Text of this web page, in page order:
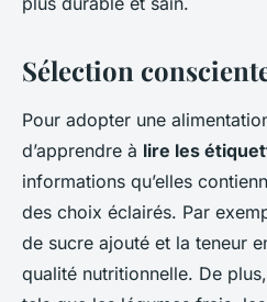
Sélection
Pour adopter une
d’apprendre à lire les
informations qu’elles
des choix éclairés. Par
de sucre ajouté et la teneur
qualité nutritionnelle. De